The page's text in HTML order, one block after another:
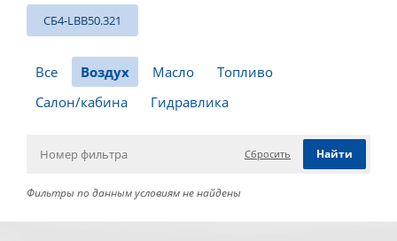
СБ4-LBB50.321
Все Воздух Масло
Топливо
Салон/кабина
Гидравлика
Сбросить
Фильтры по данным условиям не найдены